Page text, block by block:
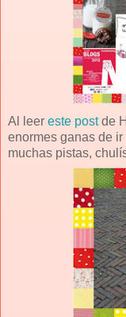
Al leer este postde
enormes ganas de
muchas pistas,